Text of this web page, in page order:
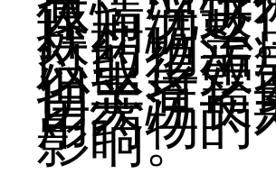
体情况进
择和调整
然药物治
以取得效
但患者需
切关注长
用药物的
影响。